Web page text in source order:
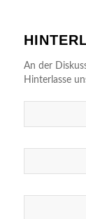
An der
Hinterlasse